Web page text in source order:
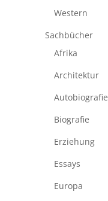
Western
Sachbücher
Afrika
Architektur
Autobiografie
Biografie
Erziehung
Essays
Europa